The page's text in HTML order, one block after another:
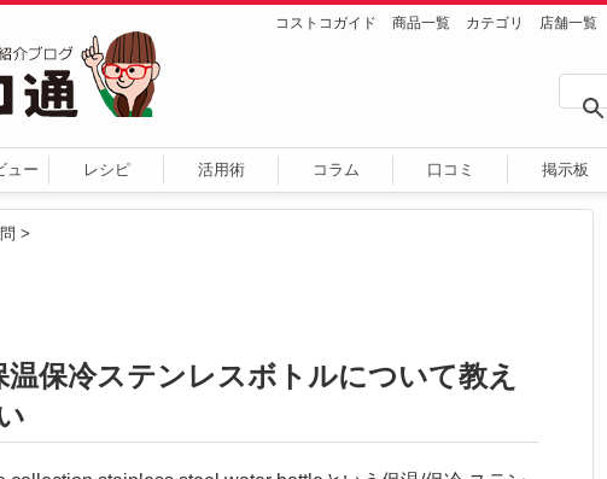
コストコガイド 商品一覧 カテゴリ 店舗一覧
ュー レシピ 活用術 コラム 口コミ 掲示板
>
保冷ステンレスボトルについて教え